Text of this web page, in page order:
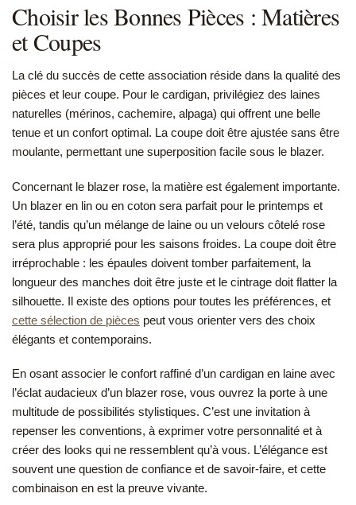
Choisir les Bonnes Pièces : Matières
et Coupes
La clé du succès de cette association réside dans la qualité des
pièces et leur coupe. Pour le cardigan, privilégiez des laines
naturelles (mérinos, cachemire, alpaga) qui offrent une belle
tenue et un confort optimal. La coupe doit être ajustée sans être
moulante, permettant une superposition facile sous le blazer.
Concernant le blazer rose, la matière est également importante.
Un blazer en lin ou en coton sera parfait pour le printemps et
l’été, tandis qu’un mélange de laine ou un velours côtelé rose
sera plus approprié pour les saisons froides. La coupe doit être
irréprochable : les épaules doivent tomber parfaitement, la
longueur des manches doit être juste et le cintrage doit flatter la
silhouette. Il existe des options pour toutes les préférences, et
cette sélection de pièces peut vous orienter vers des choix
élégants et contemporains.
En osant associer le confort raffiné d’un cardigan en laine avec
l’éclat audacieux d’un blazer rose, vous ouvrez la porte à une
multitude de possibilités stylistiques. C’est une invitation à
repenser les conventions, à exprimer votre personnalité et à
créer des looks qui ne ressemblent qu’à vous. L’élégance est
souvent une question de confiance et de savoir-faire, et cette
combinaison en est la preuve vivante.